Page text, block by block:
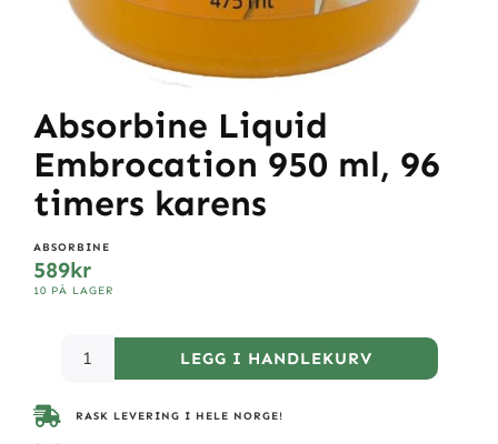
Absorbine Liquid
Embrocation 950 ml, 96
timers karens
ABSORBINE
589kr
10 PÅ LAGER
LEGG I HANDLEKURV
RASK LEVERING I HELE NORGE!